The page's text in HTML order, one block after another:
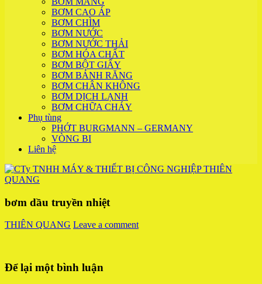
BƠM CAO ÁP
BƠM CHÌM
BƠM NƯỚC
BƠM NƯỚC THẢI
BƠM HÓA CHẤT
BƠM BỘT GIẤY
BƠM BÁNH RĂNG
BƠM CHÂN KHÔNG
BƠM DỊCH LẠNH
BƠM CHỮA CHÁY
Phụ tùng
PHỚT BURGMANN – GERMANY
VÒNG BI
Liên hệ
bơm dầu truyền nhiệt
THIÊN QUANG Leave a comment
Để lại một bình luận